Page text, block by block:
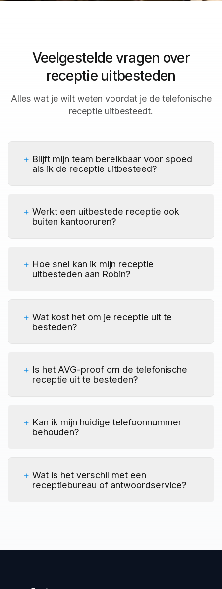
Veelgestelde vragen over
receptie uitbesteden
Alles wat je wilt weten voordat je de telefonische
receptie uitbesteedt.
Blijft mijn team bereikbaar voor spoed
als ik de receptie uitbesteed?
Werkt een uitbestede receptie ook
buiten kantooruren?
Hoe snel kan ik mijn receptie
uitbesteden aan Robin?
Wat kost het om je receptie uit te
besteden?
Is het AVG-proof om de telefonische
receptie uit te besteden?
Kan ik mijn huidige telefoonnummer
behouden?
Wat is het verschil met een
receptiebureau of antwoordservice?